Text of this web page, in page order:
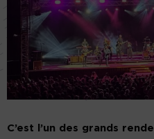
C’est l’un des grands